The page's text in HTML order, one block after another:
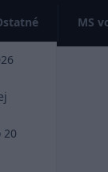
20
MS
to